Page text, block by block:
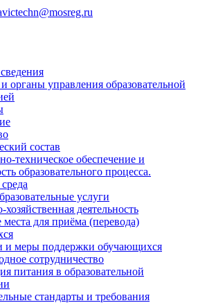
органы управления образовательной
состав
техническое обеспечение и
образовательного процесса.
услуги
деятельность
для приёма (перевода)
и меры поддержки обучающихся
сотрудничество
питания в образовательной
стандарты и требования